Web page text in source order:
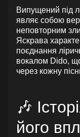
Випущений під
являє собою
неповторним
Яскрава
поєднання
вокалом Dido,
через кожну
🎶
його